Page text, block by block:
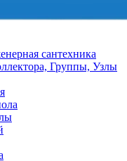
сантехника
Группы, Узлы